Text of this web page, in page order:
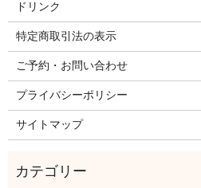
ドリンク
特定商取引法の表示
ご予約・お問い合わせ
プライバシーポリシー
サイトマップ